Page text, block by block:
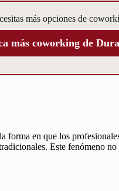
más opciones de
más coworking de
en que los
Este fenómeno